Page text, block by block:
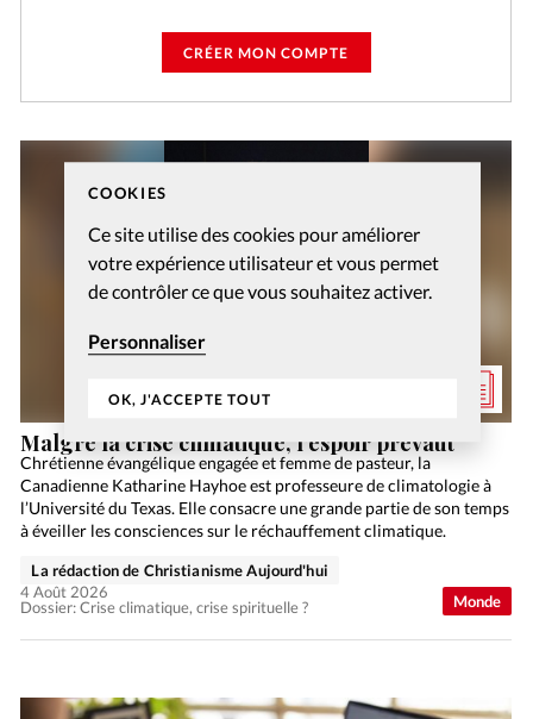
COOKIES
Ce site utilise des cookies pour améliorer
votre expérience utilisateur et vous permet
de contrôler ce que vous souhaitez activer.
Personnaliser
OK, J'ACCEPTE TOUT
CRÉER MON COMPTE
Monde
Malgré la crise climatique, l’espoir prévaut
Chrétienne évangélique engagée et femme de pasteur, la
Canadienne Katharine Hayhoe est professeure de climatologie à
l’Université du Texas. Elle consacre une grande partie de son temps
à éveiller les consciences sur le réchauffement climatique.
Dossier: Crise climatique, crise spirituelle ?
La rédaction de Christianisme Aujourd'hui
4 Août 2026